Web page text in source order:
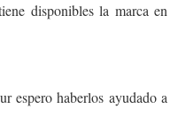
disponibles la marca en
espero haberlos ayudado a